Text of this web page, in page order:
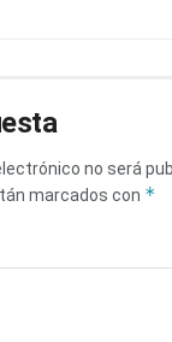
no será
marcados con *